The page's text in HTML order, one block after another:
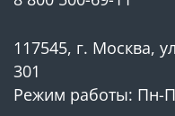
• Автомат защиты сети.
117545, г. Москва,
301
Режим работы: Пн-